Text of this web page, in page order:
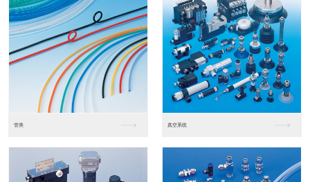
进口松下PLC2 进口松下PLC